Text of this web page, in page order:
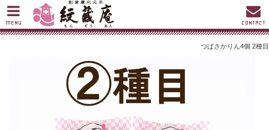
つばさかりん4個 2種目
MENU CONTACT